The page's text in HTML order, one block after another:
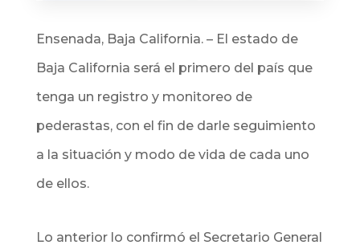
Ensenada, Baja California. – El estado de
Baja California será el primero del país que
tenga un registro y monitoreo de
pederastas, con el fin de darle seguimiento
a la situación y modo de vida de cada uno
de ellos.
Lo anterior lo confirmó el Secretario General